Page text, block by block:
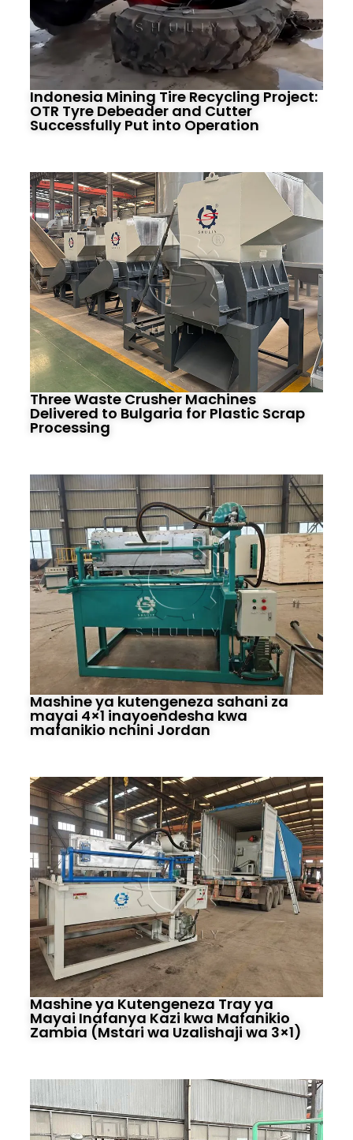
Indonesia Mining Tire Recycling Project:
OTR Tyre Debeader and Cutter
Successfully Put into Operation
Three Waste Crusher Machines
Delivered to Bulgaria for Plastic Scrap
Processing
Mashine ya kutengeneza sahani za
mayai 4×1 inayoendesha kwa
mafanikio nchini Jordan
Mashine ya Kutengeneza Tray ya
Mayai Inafanya Kazi kwa Mafanikio
Zambia (Mstari wa Uzalishaji wa 3×1)